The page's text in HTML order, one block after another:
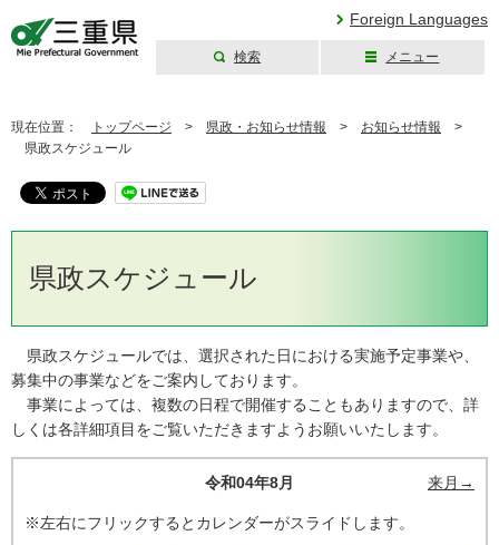
Foreign Languages
検索 メニュー
現在位置： トップページ > 県政・お知らせ情報 > お知らせ情報 >
県政スケジュール
県政スケジュール
県政スケジュールでは、選択された日における実施予定事業や、
募集中の事業などをご案内しております。
事業によっては、複数の日程で開催することもありますので、詳
しくは各詳細項目をご覧いただきますようお願いいたします。
令和04年8月 来月→
※左右にフリックするとカレンダーがスライドします。